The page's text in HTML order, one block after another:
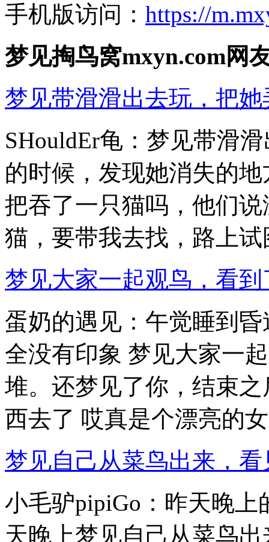
手机版访问： https://
梦见掏鸟窝mxyn.com网
梦见带滑滑出去玩，把她
SHouldEr龟：梦见带滑
的时候，发现她消失的
把吞了一只猫吗，他们
猫，要带我去找，路上试
梦见大家一起观鸟，看
蛋奶的遇见：午觉睡到
全没有印象 梦见大家一
堆。还梦见了你，结束
西去了 哎真是个漂亮的
梦见自己从菜鸟出来，
小毛驴pipiGo：昨天晚
天晚上梦见自己从菜鸟